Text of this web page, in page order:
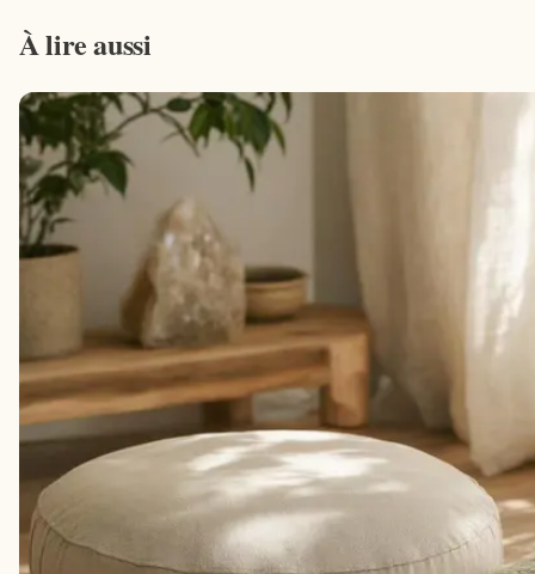
À lire aussi